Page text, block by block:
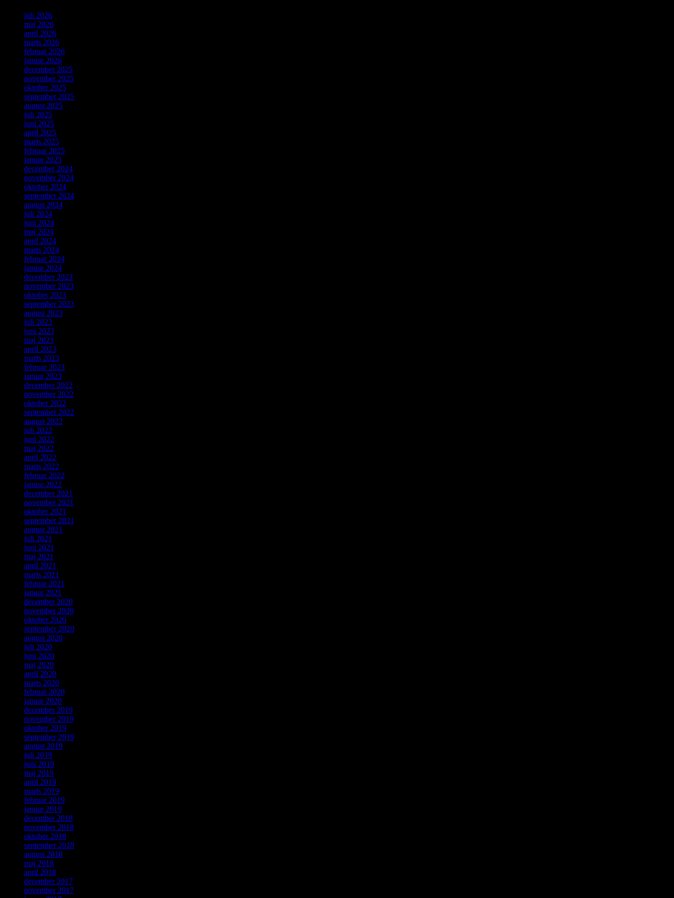
juli 2026
maj 2026
april 2026
marts 2026
februar 2026
januar 2026
december 2025
november 2025
oktober 2025
september 2025
august 2025
juli 2025
juni 2025
april 2025
marts 2025
februar 2025
januar 2025
december 2024
november 2024
oktober 2024
september 2024
august 2024
juli 2024
juni 2024
maj 2024
april 2024
marts 2024
februar 2024
januar 2024
december 2023
november 2023
oktober 2023
september 2023
august 2023
juli 2023
juni 2023
maj 2023
april 2023
marts 2023
februar 2023
januar 2023
december 2022
november 2022
oktober 2022
september 2022
august 2022
juli 2022
juni 2022
maj 2022
april 2022
marts 2022
februar 2022
januar 2022
december 2021
november 2021
oktober 2021
september 2021
august 2021
juli 2021
juni 2021
maj 2021
april 2021
marts 2021
februar 2021
januar 2021
december 2020
november 2020
oktober 2020
september 2020
august 2020
juli 2020
juni 2020
maj 2020
april 2020
marts 2020
februar 2020
januar 2020
december 2019
november 2019
oktober 2019
september 2019
august 2019
juli 2019
juni 2019
maj 2019
april 2019
marts 2019
februar 2019
januar 2019
december 2018
november 2018
oktober 2018
september 2018
august 2018
maj 2018
april 2018
december 2017
november 2017